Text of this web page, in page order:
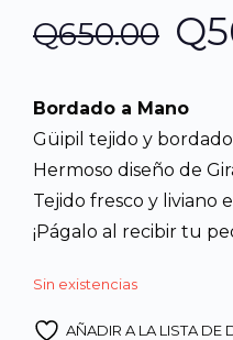
Q650.00 El
Q
Bordado a Mano
Güipil tejido y
Hermoso diseño de
Tejido fresco y liviano
¡Págalo al recibir tu
Sin existencias
AÑADIR A LA LISTA DE